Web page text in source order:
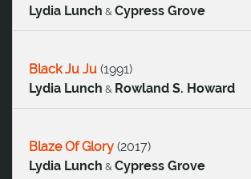
Lydia Lunch & Cypress Grove
Black Ju Ju (1991)
Lydia Lunch & Rowland S. Howard
Blaze Of Glory (2017)
Lydia Lunch & Cypress Grove